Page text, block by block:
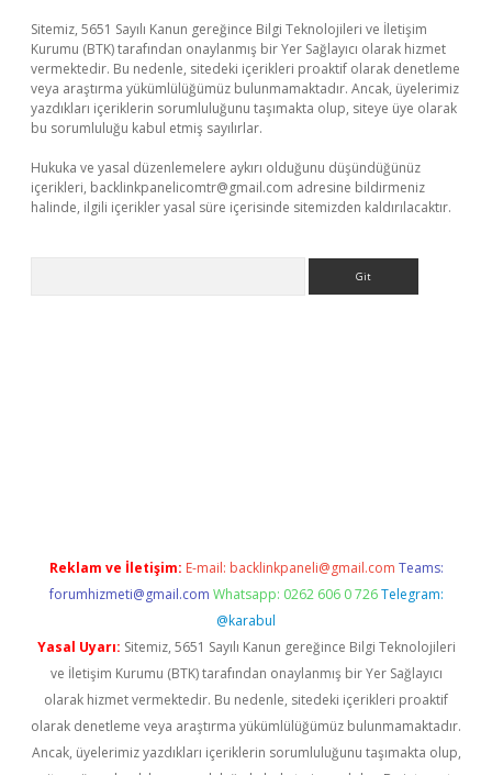
Sitemiz, 5651 Sayılı Kanun gereğince Bilgi Teknolojileri ve İletişim
Kurumu (BTK) tarafından onaylanmış bir Yer Sağlayıcı olarak hizmet
vermektedir. Bu nedenle, sitedeki içerikleri proaktif olarak denetleme
veya araştırma yükümlülüğümüz bulunmamaktadır. Ancak, üyelerimiz
yazdıkları içeriklerin sorumluluğunu taşımakta olup, siteye üye olarak
bu sorumluluğu kabul etmiş sayılırlar.
Hukuka ve yasal düzenlemelere aykırı olduğunu düşündüğünüz
içerikleri, backlinkpanelicomtr@gmail.com adresine bildirmeniz
halinde, ilgili içerikler yasal süre içerisinde sitemizden kaldırılacaktır.
Reklam ve İletişim: E-mail: backlinkpaneli@gmail.com Teams:
forumhizmeti@gmail.com Whatsapp: 0262 606 0 726 Telegram:
@karabul
Yasal Uyarı: Sitemiz, 5651 Sayılı Kanun gereğince Bilgi Teknolojileri
ve İletişim Kurumu (BTK) tarafından onaylanmış bir Yer Sağlayıcı
olarak hizmet vermektedir. Bu nedenle, sitedeki içerikleri proaktif
olarak denetleme veya araştırma yükümlülüğümüz bulunmamaktadır.
Ancak, üyelerimiz yazdıkları içeriklerin sorumluluğunu taşımakta olup,